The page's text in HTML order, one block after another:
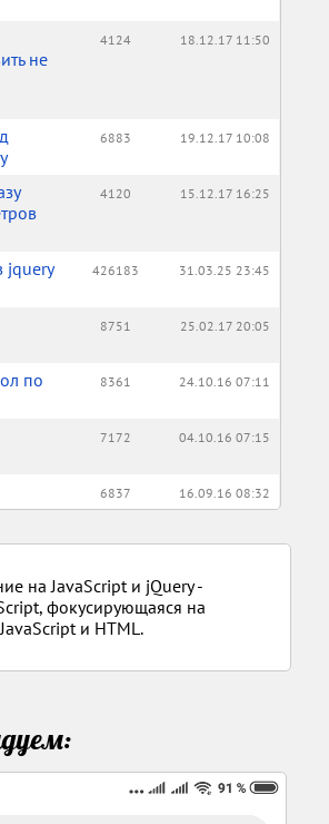
не
4124 18.12.17 11:50
6883 19.12.17 10:08
4120 15.12.17 16:25
jquery
426183 31.03.25 23:45
8751 25.02.17 20:05
по
8361 24.10.16 07:11
7172 04.10.16 07:15
6837 16.09.16 08:32
на JavaScript и jQuery -
фокусирующаяся на
и HTML.